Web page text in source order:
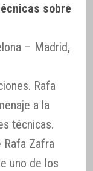
sobre
– Madrid,
Rafa
a la
técnicas.
Rafa Zafra
uno de los